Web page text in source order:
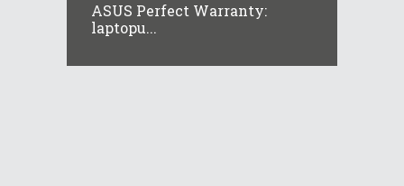
ASUS Perfect Warranty:
laptopu...